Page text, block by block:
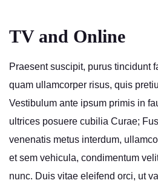
TV and Online
Praesent suscipit, purus tincidunt
quam ullamcorper risus, quis
Vestibulum ante ipsum primis in
ultrices posuere cubilia Curae;
venenatis metus interdum,
et sem vehicula, condimentum
nunc. Duis vitae eleifend orci, ut